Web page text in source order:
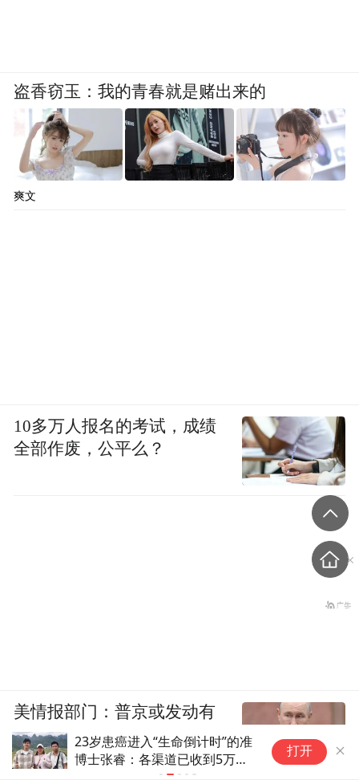
23岁患癌进入“生命倒计时”的准
博士张睿：各渠道已收到5万余
元捐款，感谢每一位捐款的网友
首
打开
盗香窃玉：我的青春就是赌出来的
爽文
10多万人报名的考试，成绩
全部作废，公平么？
美情报部门：普京或发动有
限攻击，试探北约集体防御